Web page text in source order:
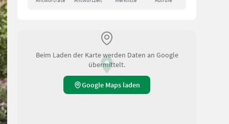
Beim Laden der Karte werden Daten an Google
übermittelt.
Google Maps laden